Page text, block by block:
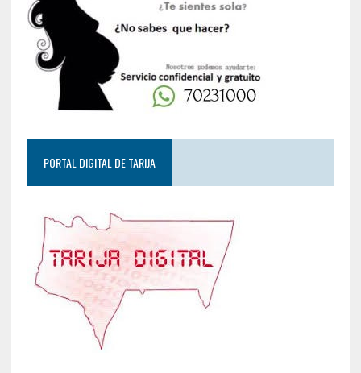
PORTAL DIGITAL DE TARIJA